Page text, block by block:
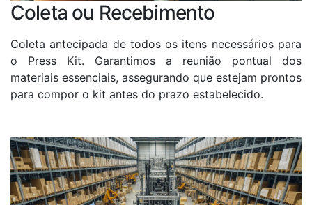
Coleta ou Recebimento
Coleta antecipada de todos os itens necessários para
o Press Kit. Garantimos a reunião pontual dos
materiais essenciais, assegurando que estejam prontos
para compor o kit antes do prazo estabelecido.